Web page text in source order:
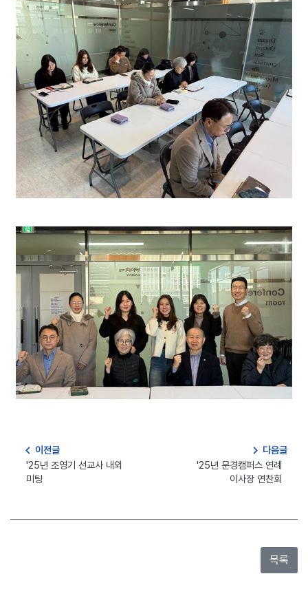
navigate_before 이전글
'25년 조영기 선교사 내외
미팅
navigate_next 다음글
'25년 문경캠퍼스 연례
이사장 연찬회